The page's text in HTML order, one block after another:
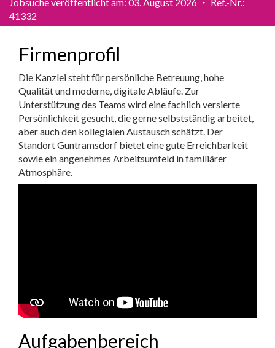
41332
Firmenprofil
Die Kanzlei steht für persönliche Betreuung, hohe
Qualität und moderne, digitale Abläufe. Zur
Unterstützung des Teams wird eine fachlich versierte
Persönlichkeit gesucht, die gerne selbstständig arbeitet,
aber auch den kollegialen Austausch schätzt. Der
Standort Guntramsdorf bietet eine gute Erreichbarkeit
sowie ein angenehmes Arbeitsumfeld in familiärer
Atmosphäre.
Aufgabenbereich